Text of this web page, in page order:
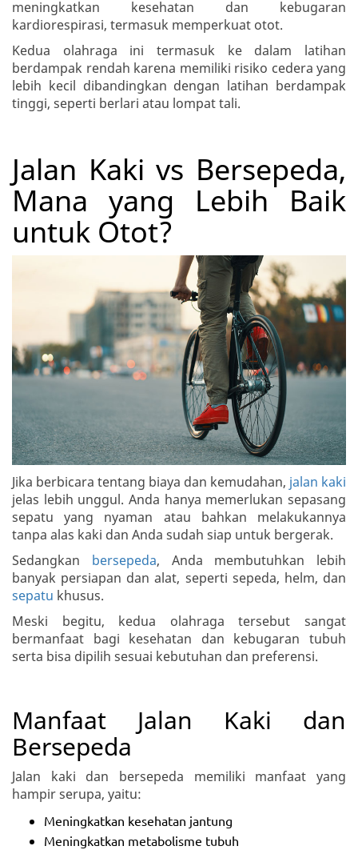
meningkatkan kesehatan dan kebugaran
kardiorespirasi, termasuk memperkuat otot.
Kedua olahraga ini termasuk ke dalam latihan
berdampak rendah karena memiliki risiko cedera yang
lebih kecil dibandingkan dengan latihan berdampak
tinggi, seperti berlari atau lompat tali.
Jalan Kaki vs Bersepeda,
Mana yang Lebih Baik
untuk Otot?
Jika berbicara tentang biaya dan kemudahan, jalan kaki
jelas lebih unggul. Anda hanya memerlukan sepasang
sepatu yang nyaman atau bahkan melakukannya
tanpa alas kaki dan Anda sudah siap untuk bergerak.
Sedangkan bersepeda, Anda membutuhkan lebih
banyak persiapan dan alat, seperti sepeda, helm, dan
sepatu khusus.
Meski begitu, kedua olahraga tersebut sangat
bermanfaat bagi kesehatan dan kebugaran tubuh
serta bisa dipilih sesuai kebutuhan dan preferensi.
Manfaat Jalan Kaki dan
Bersepeda
Jalan kaki dan bersepeda memiliki manfaat yang
hampir serupa, yaitu:
Meningkatkan kesehatan jantung
Meningkatkan metabolisme tubuh